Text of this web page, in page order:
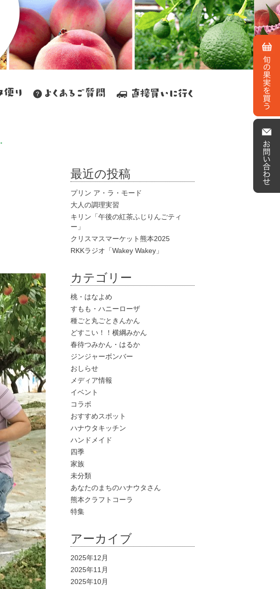
最近の投稿
プリン ア・ラ・モード
大人の調理実習
キリン「午後の紅茶ふじりんごティ
ー」
クリスマスマーケット熊本2025
RKKラジオ「Wakey Wakey」
カテゴリー
桃・はなよめ
すもも・ハニーローザ
種ごと丸ごときんかん
どすこい！！横綱みかん
春待つみかん・はるか
ジンジャーボンバー
おしらせ
メディア情報
イベント
コラボ
おすすめスポット
ハナウタキッチン
ハンドメイド
四季
家族
未分類
あなたのまちのハナウタさん
熊本クラフトコーラ
特集
アーカイブ
2025年12月
2025年11月
2025年10月